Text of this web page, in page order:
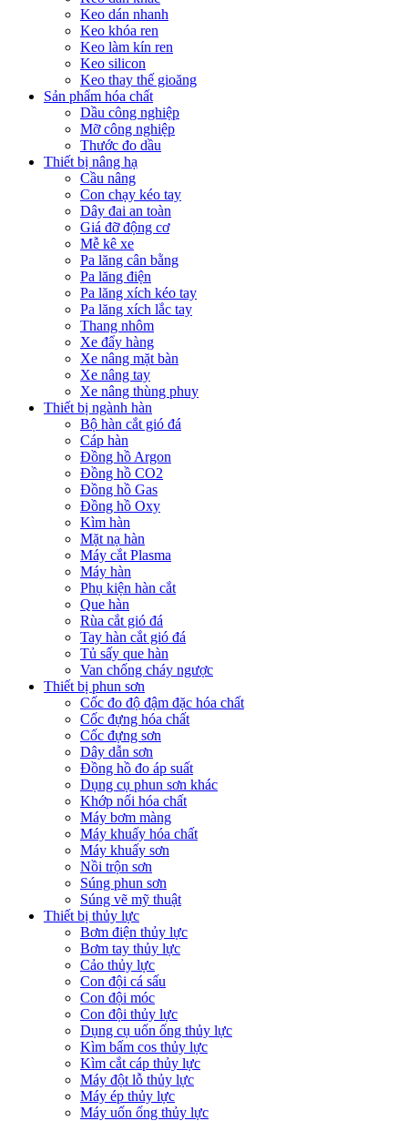
Keo dán nhanh
Keo khóa ren
Keo làm kín ren
Keo silicon
Keo thay thế gioăng
Sản phẩm hóa chất
Dầu công nghiệp
Mỡ công nghiệp
Thước đo dầu
Thiết bị nâng hạ
Cầu nâng
Con chạy kéo tay
Dây đai an toàn
Giá đỡ động cơ
Mễ kê xe
Pa lăng cân bằng
Pa lăng điện
Pa lăng xích kéo tay
Pa lăng xích lắc tay
Thang nhôm
Xe đẩy hàng
Xe nâng mặt bàn
Xe nâng tay
Xe nâng thùng phuy
Thiết bị ngành hàn
Bộ hàn cắt gió đá
Cáp hàn
Đồng hồ Argon
Đồng hồ CO2
Đồng hồ Gas
Đồng hồ Oxy
Kìm hàn
Mặt nạ hàn
Máy cắt Plasma
Máy hàn
Phụ kiện hàn cắt
Que hàn
Rùa cắt gió đá
Tay hàn cắt gió đá
Tủ sấy que hàn
Van chống cháy ngược
Thiết bị phun sơn
Cốc đo độ đậm đặc hóa chất
Cốc đựng hóa chất
Cốc đựng sơn
Dây dẫn sơn
Đồng hồ đo áp suất
Dụng cụ phun sơn khác
Khớp nối hóa chất
Máy bơm màng
Máy khuấy hóa chất
Máy khuấy sơn
Nồi trộn sơn
Súng phun sơn
Súng vẽ mỹ thuật
Thiết bị thủy lực
Bơm điện thủy lực
Bơm tay thủy lực
Cảo thủy lực
Con đội cá sấu
Con đội móc
Con đội thủy lực
Dụng cụ uốn ống thủy lực
Kìm bấm cos thủy lực
Kìm cắt cáp thủy lực
Máy đột lỗ thủy lực
Máy ép thủy lực
Máy uốn ống thủy lực